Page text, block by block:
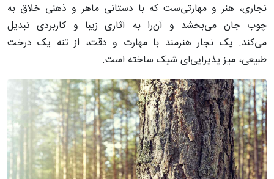
نجاری، هنر و مهارتی‌ست که با دستانی ماهر و ذهنی خلاق به
چوب جان می‌بخشد و آن‌را به آثاری زیبا و کاربردی تبدیل
می‌کند. یک نجار هنرمند با مهارت و دقت، از تنه یک درخت
طبیعی، میز پذیرایی‌ای شیک ساخته است.